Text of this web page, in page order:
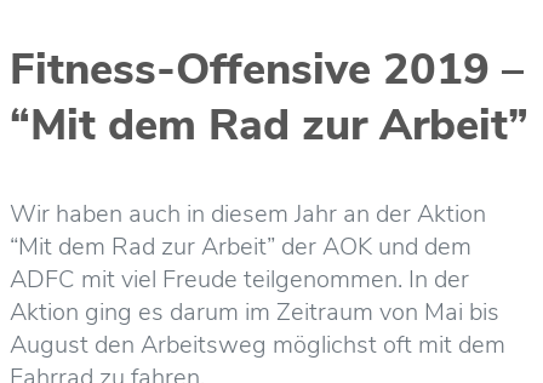
Fitness-Offensive 2019 –
“Mit dem Rad zur Arbeit”
Wir haben auch in diesem Jahr an der Aktion
“Mit dem Rad zur Arbeit” der AOK und dem
ADFC mit viel Freude teilgenommen. In der
Aktion ging es darum im Zeitraum von Mai bis
August den Arbeitsweg möglichst oft mit dem